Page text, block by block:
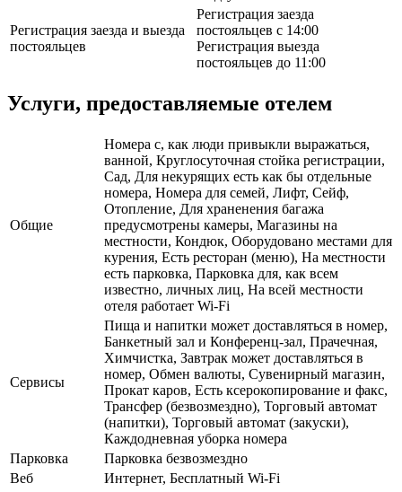
Регистрация заезда и выезда
постояльцев
Регистрация заезда
постояльцев с 14:00
Регистрация выезда
постояльцев до 11:00
Услуги, предоставляемые отелем
Общие
Номера с, как люди привыкли выражаться,
ванной, Круглосуточная стойка регистрации,
Сад, Для некурящих есть как бы отдельные
номера, Номера для семей, Лифт, Сейф,
Отопление, Для храненения багажа
предусмотрены камеры, Магазины на
местности, Кондюк, Оборудовано местами для
курения, Есть ресторан (меню), На местности
есть парковка, Парковка для, как всем
известно, личных лиц, На всей местности
отеля работает Wi-Fi
Сервисы
Пища и напитки может доставляться в номер,
Банкетный зал и Конференц-зал, Прачечная,
Химчистка, Завтрак может доставляться в
номер, Обмен валюты, Сувенирный магазин,
Прокат каров, Есть ксерокопирование и факс,
Трансфер (безвозмездно), Торговый автомат
(напитки), Торговый автомат (закуски),
Каждодневная уборка номера
Парковка
Парковка безвозмездно
Веб
Интернет, Бесплатный Wi-Fi